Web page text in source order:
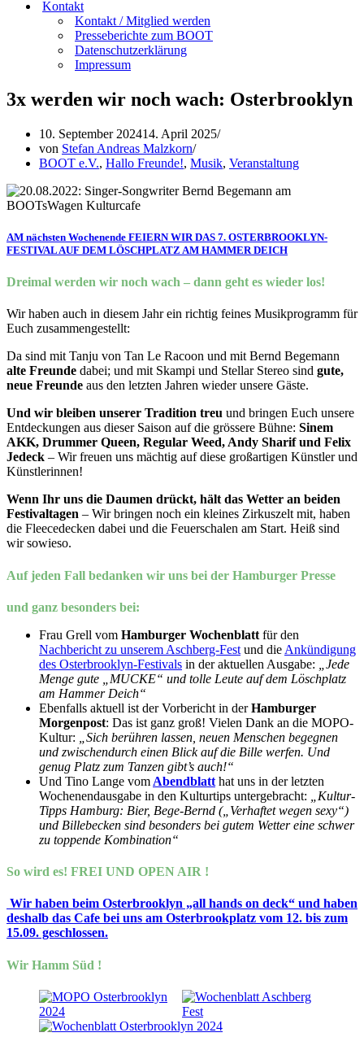
Kontakt
Kontakt / Mitglied werden
Presseberichte zum BOOT
Datenschutzerklärung
Impressum
3x werden wir noch wach: Osterbrooklyn
10. September 202414. April 2025
von Stefan Andreas Malzkorn
BOOT e.V., Hallo Freunde!, Musik, Veranstaltung
AM nächsten Wochenende FEIERN WIR DAS 7. OSTERBROOKLYN-
FESTIVAL AUF DEM LÖSCHPLATZ AM HAMMER DEICH
Dreimal werden wir noch wach – dann geht es wieder los!
Wir haben auch in diesem Jahr ein richtig feines Musikprogramm für
Euch zusammengestellt:
Da sind mit Tanju von Tan Le Racoon und mit Bernd Begemann
alte Freunde dabei; und mit Skampi und Stellar Stereo sind gute,
neue Freunde aus den letzten Jahren wieder unsere Gäste.
Und wir bleiben unserer Tradition treu und bringen Euch unsere
Entdeckungen aus dieser Saison auf die grössere Bühne: Sinem
AKK, Drummer Queen, Regular Weed, Andy Sharif und Felix
Jedeck – Wir freuen uns mächtig auf diese großartigen Künstler und
Künstlerinnen!
Wenn Ihr uns die Daumen drückt, hält das Wetter an beiden
Festivaltagen – Wir bringen noch ein kleines Zirkuszelt mit, haben
die Fleecedecken dabei und die Feuerschalen am Start. Heiß sind
wir sowieso.
Auf jeden Fall bedanken wir uns bei der Hamburger Presse
und ganz besonders bei:
Frau Grell vom Hamburger Wochenblatt für den
Nachbericht zu unserem Aschberg-Fest und die Ankündigung
des Osterbrooklyn-Festivals in der aktuellen Ausgabe:
„Jede
Menge gute „MUCKE“ und tolle Leute auf dem Löschplatz
am Hammer Deich“
Ebenfalls aktuell ist der Vorbericht in derHamburger
Morgenpost: Das ist ganz groß! Vielen Dank an die MOPO-
Kultur: „Sich berühren lassen, neuen Menschen begegnen
und zwischendurch einen Blick auf die Bille werfen. Und
genug Platz zum Tanzen gibt’s auch!“
Und Tino Lange vom Abendblatt hat uns in der letzten
Wochenendausgabe in den Kulturtips untergebracht:
„Kultur-
Tipps Hamburg: Bier, Bege-Bernd („Verhaftet wegen sexy“)
und Billebecken sind besonders bei gutem Wetter eine schwer
zu toppende Kombination“
So wird es! FREI UND OPEN AIR !
Wir haben beim Osterbrooklyn „all hands on deck“ und haben
deshalb das Cafe bei uns am Osterbrookplatz vom 12. bis zum
15.09. geschlossen.
Wir Hamm Süd !